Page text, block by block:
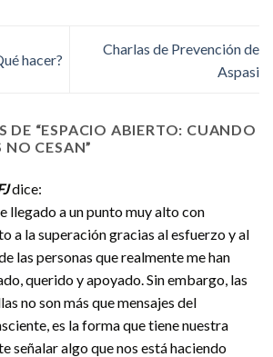
hacer?
Charlas de Prevención de
Aspasi
DE “ESPACIO ABIERTO: CUANDO
NO CESAN”
dice:
llegado a un punto muy alto con
a la superación gracias al esfuerzo y al
las personas que realmente me han
querido y apoyado. Sin embargo, las
no son más que mensajes del
es la forma que tiene nuestra
señalar algo que nos está haciendo